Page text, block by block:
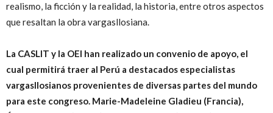
realismo, la ficción y la realidad, la historia, entre otros aspectos
que resaltan la obra vargasllosiana.
La CASLIT y la OEI han realizado un convenio de apoyo, el
cual permitirá traer al Perú a destacados especialistas
vargasllosianos provenientes de diversas partes del mundo
para este congreso. Marie-Madeleine Gladieu (Francia),